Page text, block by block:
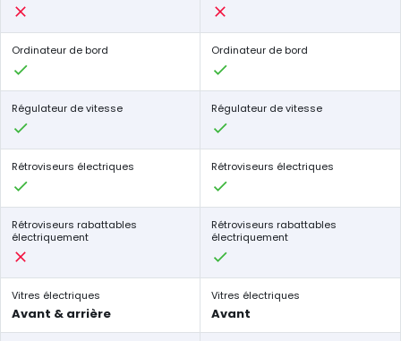
Ordinateur de bord Ordinateur de bord
Régulateur de vitesse Régulateur de vitesse
Rétroviseurs électriques Rétroviseurs électriques
Rétroviseurs rabattables
électriquement
Rétroviseurs rabattables
électriquement
Vitres électriques
Avant & arrière
Vitres électriques
Avant